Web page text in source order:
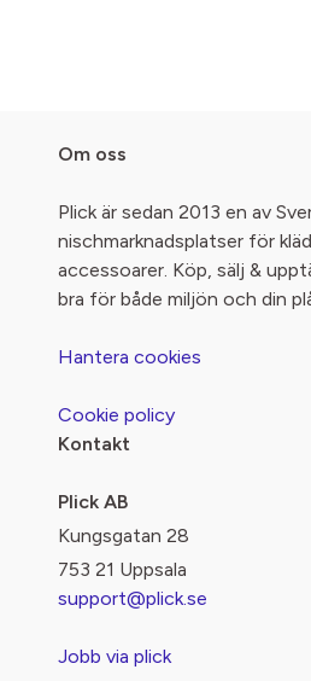
Om oss
Plick är sedan 2013 en av
nischmarknadsplatser för
accessoarer. Köp, sälj &
bra för både miljön och din
Hantera cookies
Cookie policy
Kontakt
Plick AB
Kungsgatan 28
753 21 Uppsala
support@plick.se
Jobb via plick